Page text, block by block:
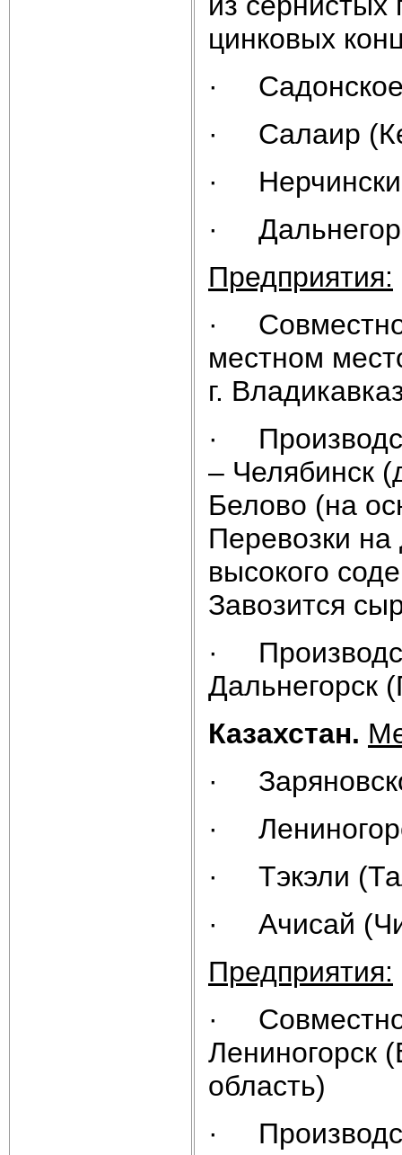
цинковых
· Садонское
· Салаир
·
·
Предприятия:
·
местном
г.
·
– Челябинск
Белово (на
Перевозки
высокого
Завозится
·
Дальнегорск
Казахстан.
·
·
· Тэкэли
· Ачисай
Предприятия:
·
Лениногорск
область)
·